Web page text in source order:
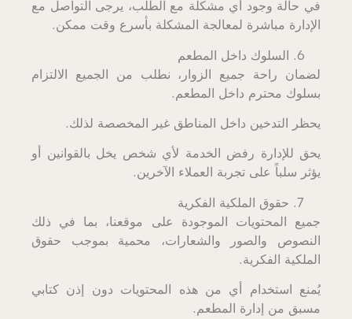
في حالة وجود أي مشكلة مع الطلب، يرجى التواصل مع
الإدارة مباشرة لمعالجة المشكلة بأسرع وقت ممكن.
السلوك داخل المطعم
لضمان راحة جميع الزوار، نطلب من الجميع الالتزام
بسلوك محترم داخل المطعم.
يحظر التدخين داخل المناطق غير المخصصة لذلك.
يحق للإدارة رفض الخدمة لأي شخص يخل بالقوانين أو
يؤثر سلباً على تجربة العملاء الآخرين.
حقوق الملكية الفكرية
جميع المحتويات الموجودة على موقعنا، بما في ذلك
النصوص والصور والشعارات، محمية بموجب حقوق
الملكية الفكرية.
يُمنع استخدام أي من هذه المحتويات دون إذن كتابي
مسبق من إدارة المطعم.